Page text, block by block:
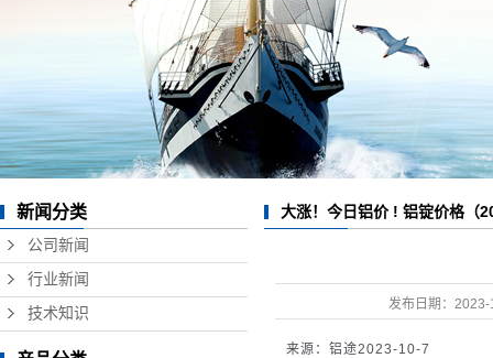
数据线铝外壳
硬盘盒铝外壳
新闻分类
公司新闻
行业新闻
技术知识
大涨！今日铝价 ! 铝锭价格（
发布日期： 2023-
来源：铝途2023-10-7